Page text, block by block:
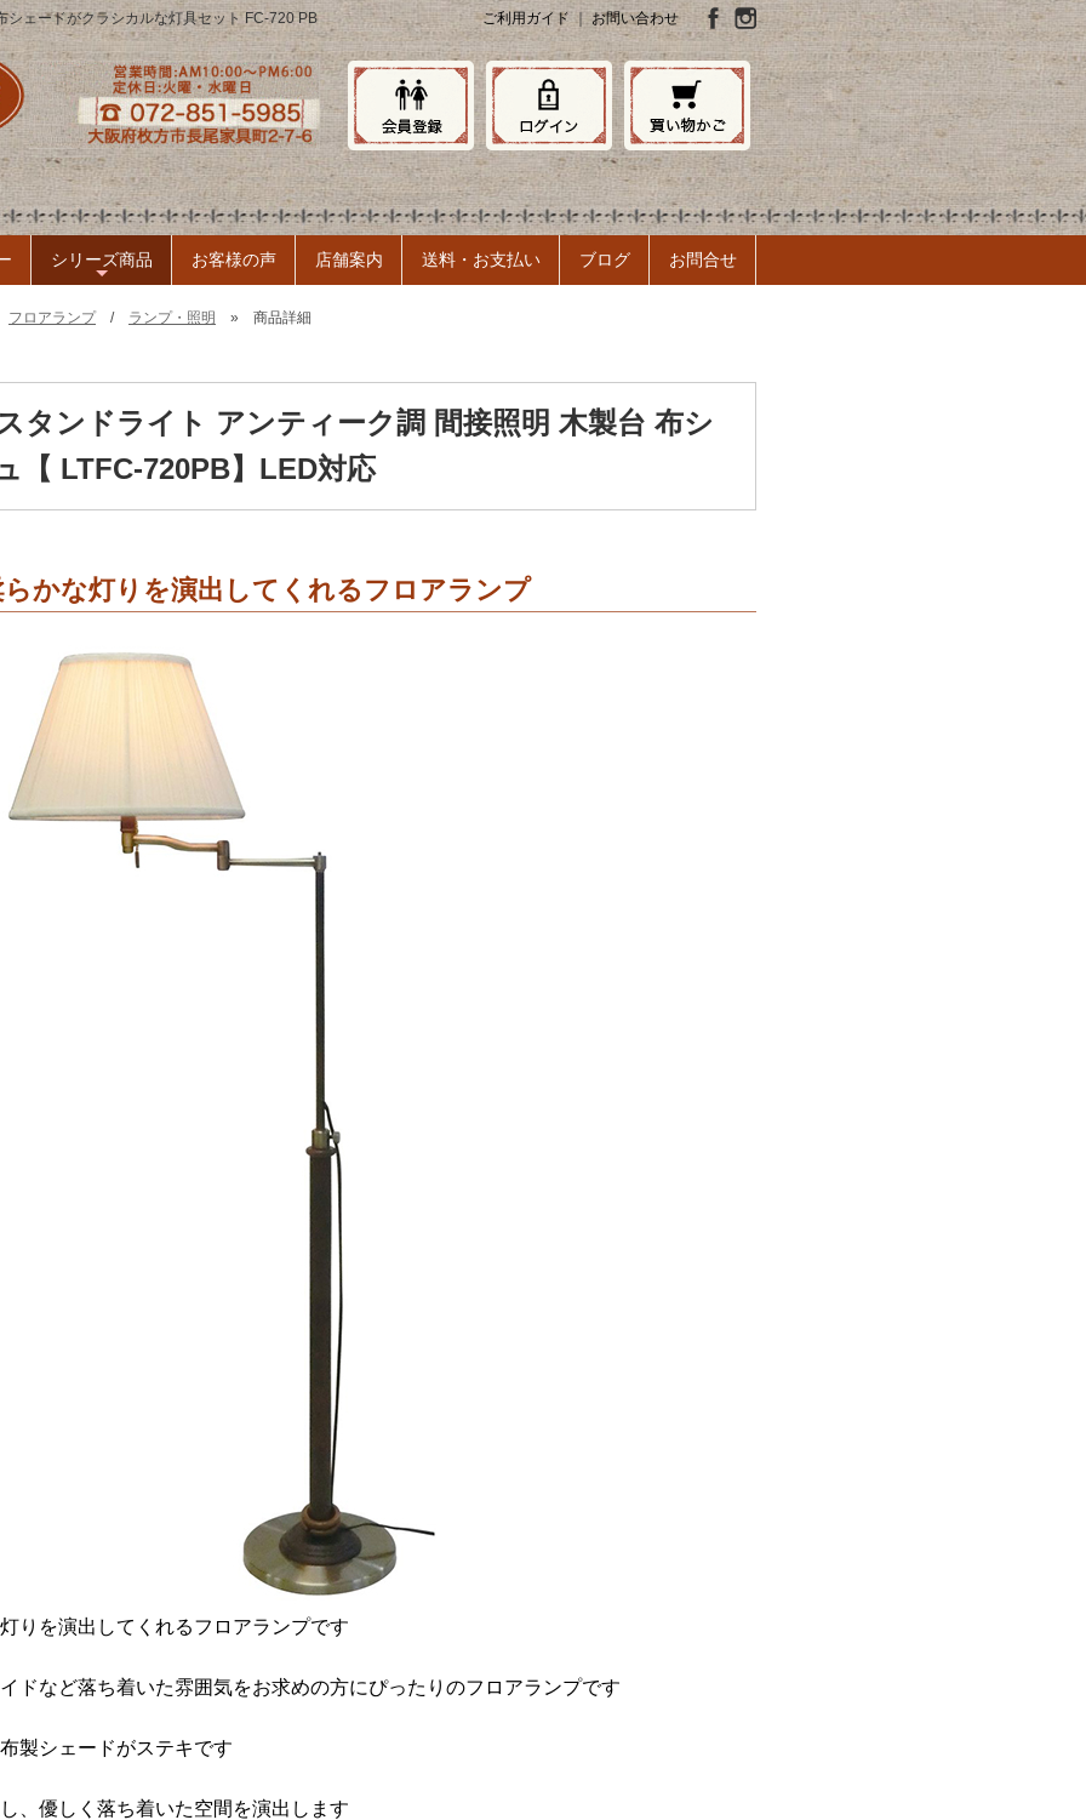
シェードがクラシカルな灯具セット FC-720 PB ご利用ガイド｜ お問い合わせ
シリーズ商品 お客様の声 店舗案内 送料・お支払い ブログ お問合せ
フロアランプ/ ランプ・照明 » 商品詳細
タンドライト アンティーク調 間接照明 木製台 布シ
【 LTFC-720PB】LED対応
かな灯りを演出してくれるフロアランプ
りを演出してくれるフロアランプです
ドなど落ち着いた雰囲気をお求めの方にぴったりのフロアランプです
製シェードがステキです
、優しく落ち着いた空間を演出します